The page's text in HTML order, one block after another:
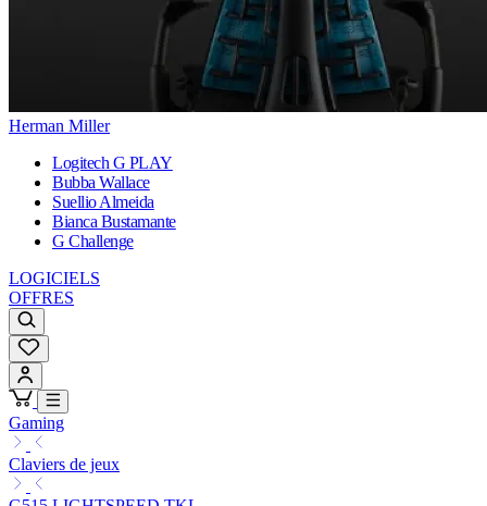
Herman Miller
Logitech G PLAY
Bubba Wallace
Suellio Almeida
Bianca Bustamante
G Challenge
LOGICIELS
OFFRES
Gaming
Claviers de jeux